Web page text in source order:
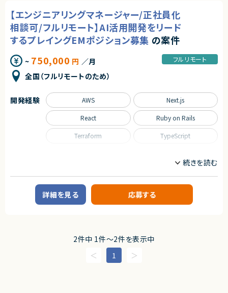
CTO/VPoE/テックリード
プロジェクトマネージャー
プロジェクトリーダー
インフラエンジニア/SRE
フロントエンドエンジニア
サーバーサイドエンジニア
◆業務内容
日程調整を支援するSaaSプロダクトにおいて、企画・設計から改善まで、プ
ロダクト開発を主導していただくポジションです。
・開発テーマの優先順位付けおよび進行マネジメント
・技術的視点を活かした営業・カスタマーサポート支援
・障害対応や運用面の改善を含むプロダクト品質の担保
・上記に付随する、経営・顧客・開発をつなぐ横断的な役割
◆応募者へのメッセージ
本サービスは、まさにその可能性を持つプロダクトであり、さらにその中心メ
ンバーとして関われるフェーズは、まだ組織がコンパクトな「今」だけです。
自らの判断やアウトプットでプロダクトと事業を前進させ、社会に価値ある
仕組みを残したい方のチャレンジを歓迎します。
◆募集背景
当社は、ビジネスシーンにおける日程調整業務を効率化するSaaSを自社で
企画・開発・提供しているスタートアップ企業です。
創業以来、外部資本に依存せず、継続的な売上成長と黒字経営を実現して
【エンジニアリングマネージャー/正社員化
相談可/フルリモート】AI活用開発をリード
するプレイングEMポジション募集 の案件
~ 750,000 円 ／月
全国（フルリモートのため）
フルリモート
プロジェクトリーダー
サーバーサイドエンジニア
■企業概要
・自社サービスとクライアントワークを通じた開発を展開
・AIツールを活用した開発スタイルを標準化
開発経験 AWS Next.js
React Ruby on Rails
Terraform TypeScript
詳細を見る 応募する
2件中 1件〜2件を表示中
1